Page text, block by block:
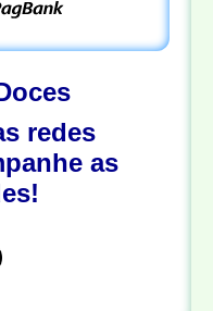
redes
as